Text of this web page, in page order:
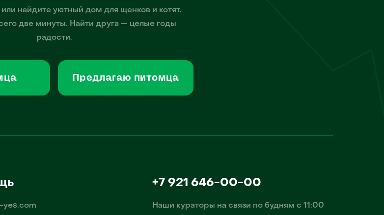
найдите уютный дом для щенков и котят.
две минуты. Найти друга — целые годы
радости.
Предлагаю питомца
yes.com
+7 921 646-00-00
Наши кураторы на связи по будням с 11:00